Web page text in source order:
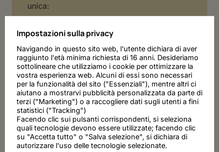
unica:
da 2 settimane: 20% di sconto
da 3 settimane: 30% di sconto
*valido dal 6 gennaio fino al 18 marzo
Compresa la pulizia finale e Alto ADige
Guest Pass per l'uso gratuito dei mezzi
pubblici in Alto Adige.
Prezzi più tassa di soggiorno
Posizione tranquilla nel cuore di Merano
A soli 10 minuti a piedi dal centro storico
Impostazioni sulla privacy
Navigando in questo sito web, l'utente dichiara di aver
raggiunto l'età minima richiesta di 16 anni. Desideriamo
sottolineare che utilizziamo i cookie per ottimizzare la
vostra esperienza web. Alcuni di essi sono necessari
per la funzionalità del sito ("Essenziali"), mentre altri ci
aiutano a mostrarvi pubblicità personalizzata da parte di
terzi ("Marketing") o a raccogliere dati sugli utenti a fini
statistici ("Tracking")
Facendo clic sui pulsanti corrispondenti, si seleziona
quali tecnologie devono essere utilizzate; facendo clic
su "Accetta tutto" o "Salva selezione", si dichiara di
autorizzare l'uso delle tecnologie selezionate.